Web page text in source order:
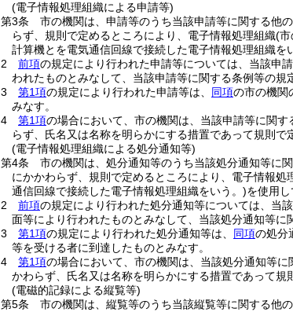
(電子情報処理組織による申請等)
第3条
市の機関は、申請等のうち当該申請等に関する他
らず、規則で定めるところにより、電子情報処理組織(市
計算機とを電気通信回線で接続した電子情報処理組織を
2
前項の規定により行われた申請等については、当該申
われたものとみなして、当該申請等に関する条例等の規
3
第1項の規定により行われた申請等は、 同項の市の機関
みなす。
4
第1項の場合において、市の機関は、当該申請等に関
らず、氏名又は名称を明らかにする措置であって規則
(電子情報処理組織による処分通知等)
第4条
市の機関は、処分通知等のうち当該処分通知等に
にかかわらず、規則で定めるところにより、電子情報処
通信回線で接続した電子情報処理組織をいう。)を使用し
2
前項の規定により行われた処分通知等については、当
面等により行われたものとみなして、当該処分通知等に
3
第1項の規定により行われた処分通知等は、 同項の処分
等を受ける者に到達したものとみなす。
4
第1項の場合において、市の機関は、当該処分通知等
かわらず、氏名又は名称を明らかにする措置であって規
(電磁的記録による縦覧等)
第5条
市の機関は、縦覧等のうち当該縦覧等に関する他